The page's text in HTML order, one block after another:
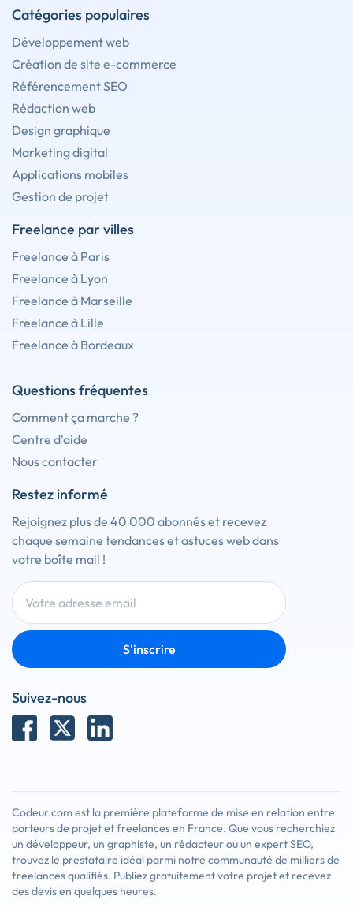
Catégories populaires
Développement web
Création de site e-commerce
Référencement SEO
Rédaction web
Design graphique
Marketing digital
Applications mobiles
Gestion de projet
Freelance par villes
Freelance à Paris
Freelance à Lyon
Freelance à Marseille
Freelance à Lille
Freelance à Bordeaux
Questions fréquentes
Comment ça marche ?
Centre d'aide
Nous contacter
Restez informé
Rejoignez plus de 40 000 abonnés et recevez
chaque semaine tendances et astuces web dans
votre boîte mail !
S'inscrire
Suivez-nous
Codeur.com est la première plateforme de mise en relation entre
porteurs de projet et freelances en France. Que vous recherchiez
un développeur, un graphiste, un rédacteur ou un expert SEO,
trouvez le prestataire idéal parmi notre communauté de milliers de
freelances qualifiés. Publiez gratuitement votre projet et recevez
des devis en quelques heures.